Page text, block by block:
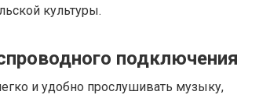
культуры.
подключения
и удобно прослушивать музыку,